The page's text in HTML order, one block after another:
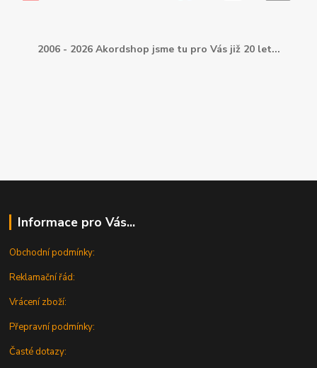
2006 - 2026 Akordshop jsme tu pro Vás již 20 let...
Informace pro Vás...
Obchodní podmínky:
Reklamační řád:
Vrácení zboží:
Přepravní podmínky:
Časté dotazy: